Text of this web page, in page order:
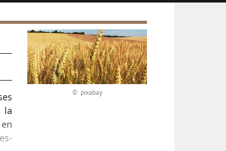
la
© pixabay